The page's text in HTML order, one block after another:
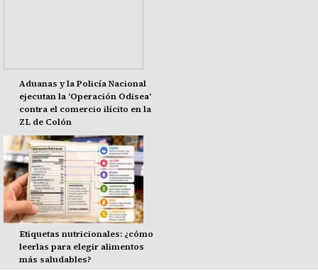
Aduanas y la Policía Nacional
ejecutan la 'Operación Odisea'
contra el comercio ilícito en la
ZL de Colón
Etiquetas nutricionales: ¿cómo
leerlas para elegir alimentos
más saludables?